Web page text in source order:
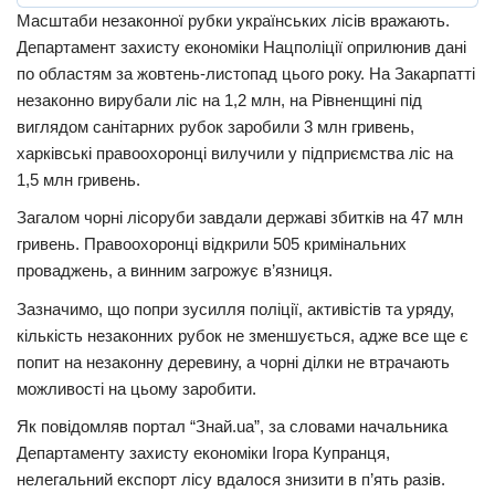
Масштаби незаконної рубки українських лісів вражають.
Департамент захисту економіки Нацполіції оприлюнив дані
по областям за жовтень-листопад цього року. На Закарпатті
незаконно вирубали ліс на 1,2 млн, на Рівненщині під
виглядом санітарних рубок заробили 3 млн гривень,
харківські правоохоронці вилучили у підприємства ліс на
1,5 млн гривень.
Загалом чорні лісоруби завдали державі збитків на 47 млн
гривень. Правоохоронці відкрили 505 кримінальних
проваджень, а винним загрожує в’язниця.
Зазначимо, що попри зусилля поліції, активістів та уряду,
кількість незаконних рубок не зменшується, адже все ще є
попит на незаконну деревину, а чорні ділки не втрачають
можливості на цьому заробити.
Як повідомляв портал “Знай.ua”, за словами начальника
Департаменту захисту економіки Ігора Купранця,
нелегальний експорт лісу вдалося знизити в п’ять разів.